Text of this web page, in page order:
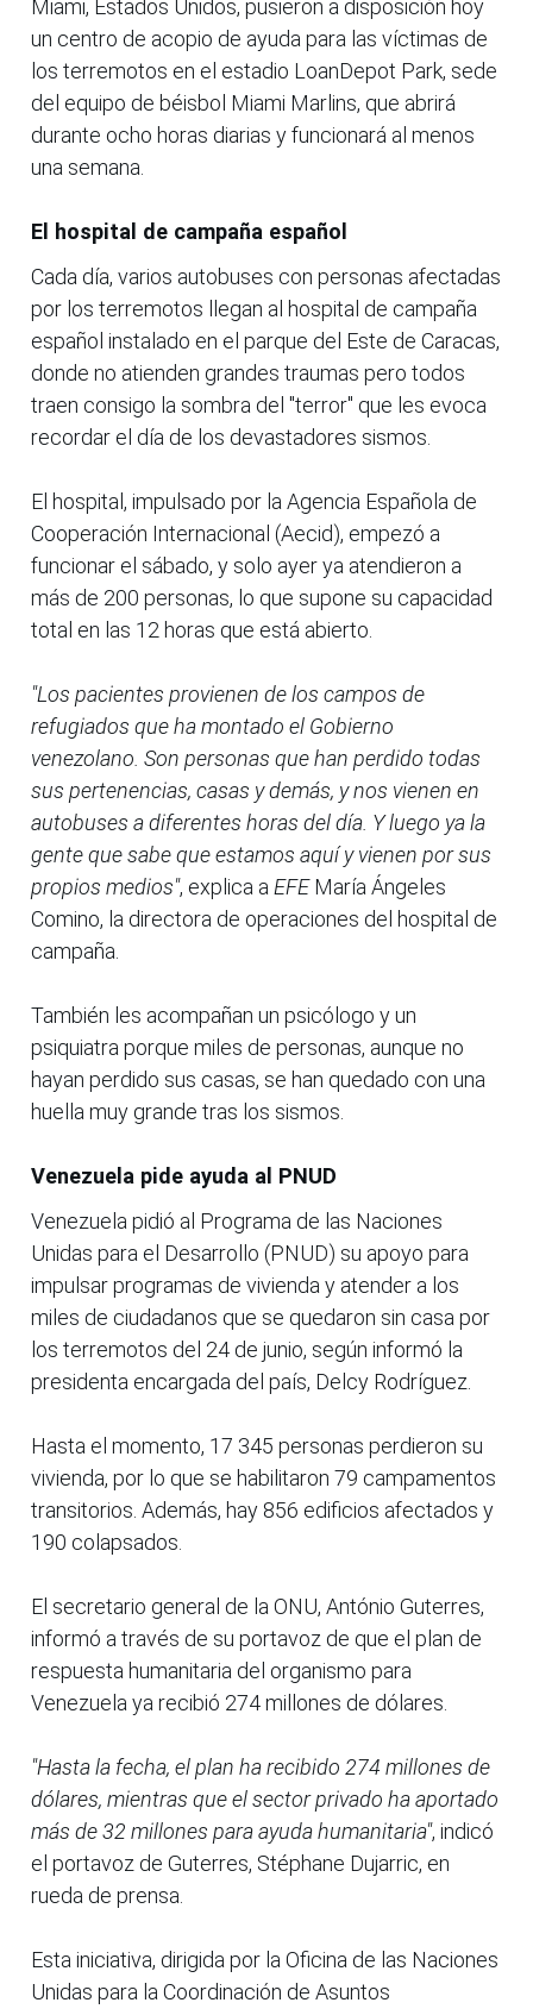
Miami, Estados Unidos, pusieron a disposición hoy
un centro de acopio de ayuda para las víctimas de
los terremotos en el estadio LoanDepot Park, sede
del equipo de béisbol Miami Marlins, que abrirá
durante ocho horas diarias y funcionará al menos
una semana.
El hospital de campaña español
Cada día, varios autobuses con personas afectadas
por los terremotos llegan al hospital de campaña
español instalado en el parque del Este de Caracas,
donde no atienden grandes traumas pero todos
traen consigo la sombra del "terror" que les evoca
recordar el día de los devastadores sismos.
El hospital, impulsado por la Agencia Española de
Cooperación Internacional (Aecid), empezó a
funcionar el sábado, y solo ayer ya atendieron a
más de 200 personas, lo que supone su capacidad
total en las 12 horas que está abierto.
"Los pacientes provienen de los campos de
refugiados que ha montado el Gobierno
venezolano. Son personas que han perdido todas
sus pertenencias, casas y demás, y nos vienen en
autobuses a diferentes horas del día. Y luego ya la
gente que sabe que estamos aquí y vienen por sus
propios medios", explica a EFEMaría Ángeles
Comino, la directora de operaciones del hospital de
campaña.
También les acompañan un psicólogo y un
psiquiatra porque miles de personas, aunque no
hayan perdido sus casas, se han quedado con una
huella muy grande tras los sismos.
Venezuela pide ayuda al PNUD
Venezuela pidió al Programa de las Naciones
Unidas para el Desarrollo (PNUD) su apoyo para
impulsar programas de vivienda y atender a los
miles de ciudadanos que se quedaron sin casa por
los terremotos del 24 de junio, según informó la
presidenta encargada del país, Delcy Rodríguez.
Hasta el momento, 17 345 personas perdieron su
vivienda, por lo que se habilitaron 79 campamentos
transitorios. Además, hay 856 edificios afectados y
190 colapsados.
El secretario general de la ONU, António Guterres,
informó a través de su portavoz de que el plan de
respuesta humanitaria del organismo para
Venezuela ya recibió 274 millones de dólares.
"Hasta la fecha, el plan ha recibido 274 millones de
dólares, mientras que el sector privado ha aportado
más de 32 millones para ayuda humanitaria", indicó
el portavoz de Guterres, Stéphane Dujarric, en
rueda de prensa.
Esta iniciativa, dirigida por la Oficina de las Naciones
Unidas para la Coordinación de Asuntos